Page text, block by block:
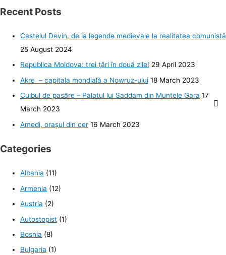
Recent Posts
Castelul Devin, de la legende medievale la realitatea comunistă
25 August 2024
Republica Moldova: trei ţări în două zile! 29 April 2023
Akre – capitala mondială a Nowruz-ului 18 March 2023
Cuibul de pasăre – Palatul lui Saddam din Muntele Gara 17
March 2023
Amedi, orașul din cer 16 March 2023
Categories
Albania (11)
Armenia (12)
Austria (2)
Autostopist (1)
Bosnia (8)
Bulgaria (1)